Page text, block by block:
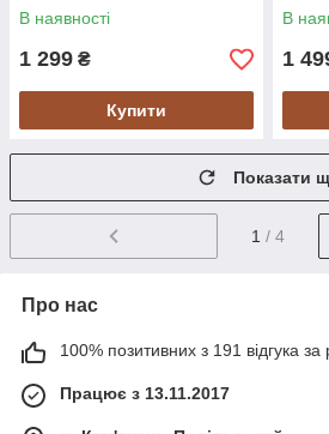
В наявності
1 299 ₴
Купити
В
1
Показати
1 / 4
Про нас
100% позитивних з 191 відгука за
Працює з 13.11.2017